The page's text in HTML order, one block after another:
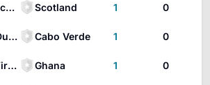
John McGinn Scotland 1 0
Deroy Duarte Cabo Verde 1 0
Caleb Yirenkyi Ghana 1 0